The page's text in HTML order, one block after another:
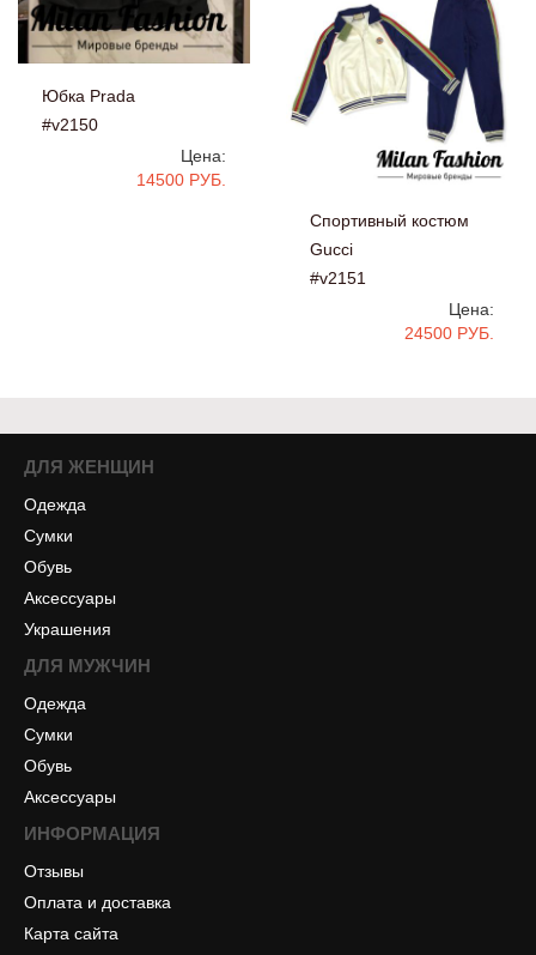
Юбка Prada
#v2150
Цена:
14500 РУБ.
Спортивный костюм
Gucci
#v2151
Цена:
24500 РУБ.
ДЛЯ ЖЕНЩИН
Одежда
Сумки
Обувь
Аксессуары
Украшения
ДЛЯ МУЖЧИН
Одежда
Сумки
Обувь
Аксессуары
ИНФОРМАЦИЯ
Отзывы
Оплата и доставка
Карта сайта